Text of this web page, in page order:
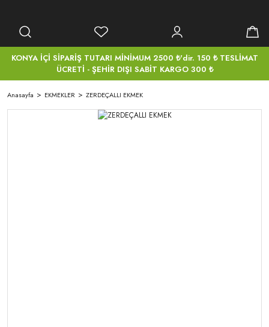
KONYA İÇİ SİPARİŞ TUTARI MİNİMUM 2500 ₺'dir. 150 ₺ TESLİMAT
ÜCRETİ - ŞEHİR DIŞI SABİT KARGO 300 ₺
Anasayfa EKMEKLER ZERDEÇALLI EKMEK